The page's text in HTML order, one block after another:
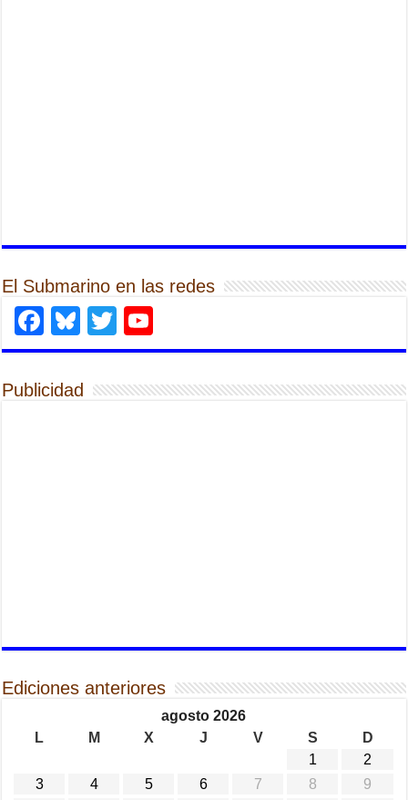
El Submarino en las redes
Facebook
Bluesky
Twitter
Publicidad
Ediciones anteriores
agosto 2026
L
M X J V S
D
1
2
3
4 5 6 7 8
9